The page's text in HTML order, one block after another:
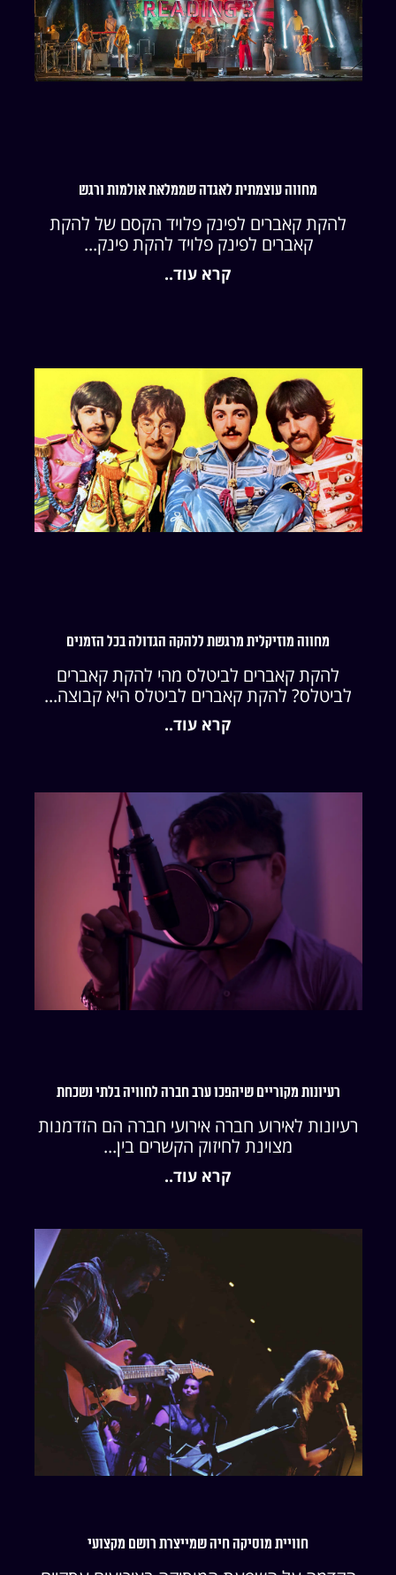
מחווה עוצמתית לאגדה שממלאת אולמות ורגש
להקת קאברים לפינק פלויד הקסם של להקת
קאברים לפינק פלויד להקת פינק...
קרא עוד..
מחווה מוזיקלית מרגשת ללהקה הגדולה בכל הזמנים
להקת קאברים לביטלס מהי להקת קאברים
לביטלס? להקת קאברים לביטלס היא קבוצה...
קרא עוד..
רעיונות מקוריים שיהפכו ערב חברה לחוויה בלתי נשכחת
רעיונות לאירוע חברה אירועי חברה הם הזדמנות
מצוינת לחיזוק הקשרים בין...
קרא עוד..
חוויית מוסיקה חיה שמייצרת רושם מקצועי